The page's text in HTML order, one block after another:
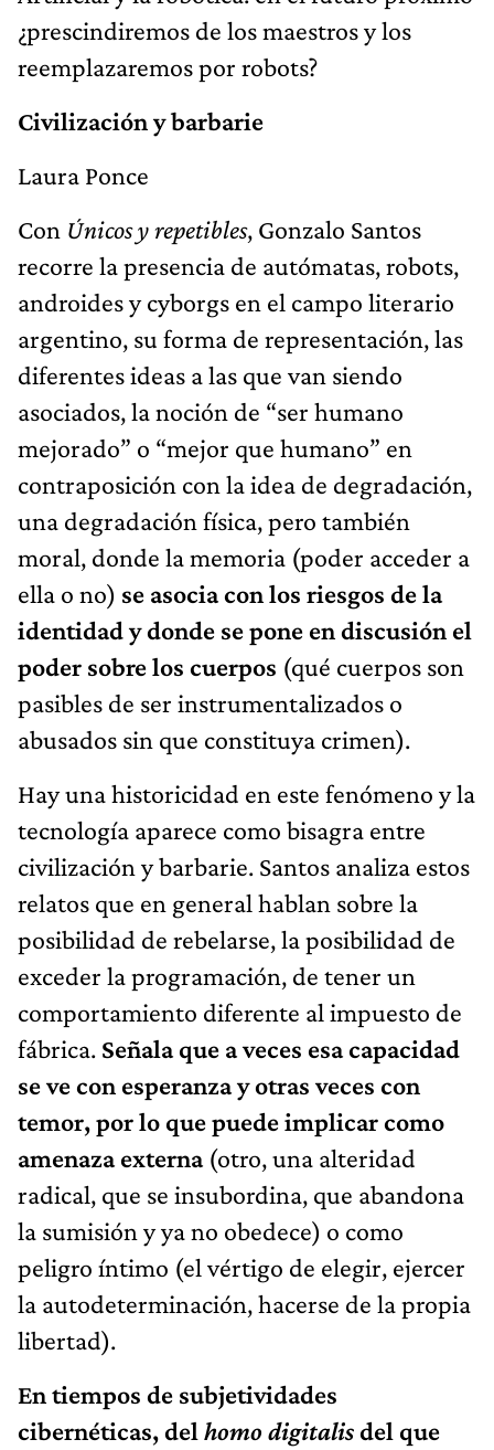
¿prescindiremos de los maestros y los
reemplazaremos por robots?
Civilización y barbarie
Laura Ponce
Con Únicos y repetibles, Gonzalo Santos
recorre la presencia de autómatas, robots,
androides y cyborgs en el campo literario
argentino, su forma de representación, las
diferentes ideas a las que van siendo
asociados, la noción de “ser humano
mejorado” o “mejor que humano” en
contraposición con la idea de degradación,
una degradación física, pero también
moral, donde la memoria (poder acceder a
ella o no) se asocia con los riesgos de la
identidad y donde se pone en discusión el
poder sobre los cuerpos (qué cuerpos son
pasibles de ser instrumentalizados o
abusados sin que constituya crimen).
Hay una historicidad en este fenómeno y la
tecnología aparece como bisagra entre
civilización y barbarie. Santos analiza estos
relatos que en general hablan sobre la
posibilidad de rebelarse, la posibilidad de
exceder la programación, de tener un
comportamiento diferente al impuesto de
fábrica. Señala que a veces esa capacidad
se ve con esperanza y otras veces con
temor, por lo que puede implicar como
amenaza externa(otro, una alteridad
radical, que se insubordina, que abandona
la sumisión y ya no obedece) o como
peligro íntimo (el vértigo de elegir, ejercer
la autodeterminación, hacerse de la propia
libertad).
En tiempos de subjetividades
cibernéticas, del homo digitalisdel que